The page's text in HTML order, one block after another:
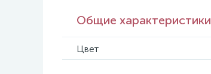
Общие характеристики
Цвет